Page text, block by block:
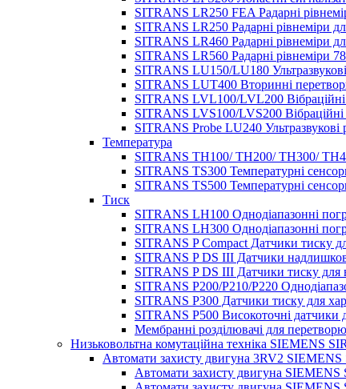
SITRANS LR250 FEA Радарні
SITRANS LR250 Радарні рівнеміри
SITRANS LR460 Радарні рівнеміри
SITRANS LR560 Радарні рівнеміри
SITRANS LU150/LU180
SITRANS LUT400 Вторинні
SITRANS LVL100/LVL200 Вібраційні
SITRANS LVS100/LVS200 Вібраційні
SITRANS Probe LU240 Ультразвукові
Температура
SITRANS TH100/ TH200/ TH300/
SITRANS TS300 Температурні
SITRANS TS500 Температурні
Тиск
SITRANS LH100 Однодіапазонні
SITRANS LH300 Однодіапазонні
SITRANS P Compact Датчики тиску
SITRANS P DS III Датчики
SITRANS P DS III Датчики тиску для
SITRANS P200/P210/P220
SITRANS P300 Датчики тиску для
SITRANS P500 Високоточні датчики
Мембранні розділювачі для
Низьковольтна комутаційна техніка SIEMENS
Автомати захисту двигуна 3RV2 SIEMENS
Автомати захисту двигуна